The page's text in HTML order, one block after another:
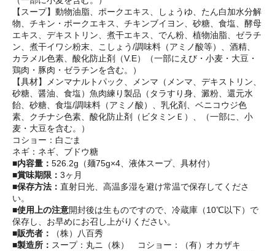
【スープ】動物油脂、ポークエキス、しょうゆ、たん白加水分解
物、チキン・ポークエキス、チキンブイヨン、砂糖、食塩、酵母
エキス、デキストリン、煮干エキス、でん粉、植物油脂、ゼラチ
ン、煮干イワシ粉末、こしょう/調味料（アミノ酸等）、酒精、
カラメル色素、酸化防止剤（V.E）（一部にえび・小麦・大豆・
鶏肉・豚肉・ゼラチンを含む。）
【具材】メンマナルトパック、メンマ（メンマ、デキストリン、
砂糖、醤油、食塩）魚肉練り製品（タラすり身、澱粉、還元水
飴、砂糖、食塩/調味料（アミノ酸）、乳化剤、ベニコウジ色
素、クチナシ色素、酸化防止剤（ビタミンＥ）、（一部に、小
麦・大豆を含む。）
コショー：白ごま
ネギ：ネギ、ブドウ糖
■内容量： 526.2g（麺75g×4、液体スープ、具材付）
■賞味期限： 3ヶ月
■保存方法： 直射日光、高温多湿を避け常温で保存してくださ
い。
■使用上の注意開封後は生ものですので、冷蔵庫（10℃以下）で
保存し、お早めにお召し上がりください。
■販売者：
（株）八百秀
■製造所： スープ：丸ニ（株） コショー：（有）オカザキ